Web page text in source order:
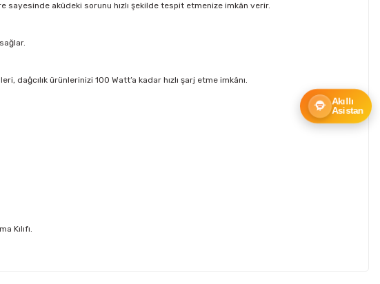
sayesinde aküdeki sorunu hızlı şekilde tespit etmenize imkân verir.
dağcılık ürünlerinizi 100 Watt’a kadar hızlı şarj etme imkânı.
Kılıfı.
Akıllı
Asistan